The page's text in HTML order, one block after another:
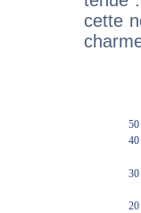
cette